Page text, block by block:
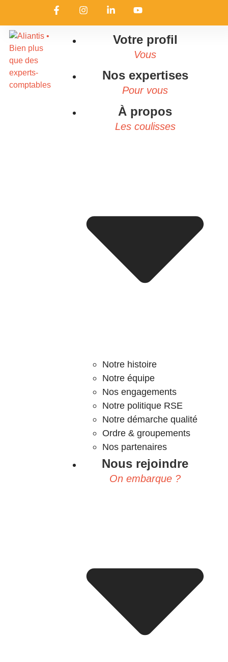
Votre profil
Vous
Nos expertises
Pour vous
À propos
Les coulisses
Notre histoire
Notre équipe
Nos engagements
Notre politique RSE
Notre démarche qualité
Ordre & groupements
Nos partenaires
Nous rejoindre
On embarque ?